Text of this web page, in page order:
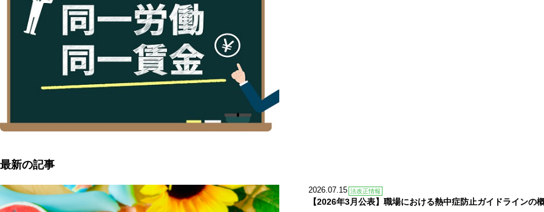
最新の記事
2026.07.15 法改正情報
【2026年3月公表】職場における熱中症防止ガイドラインの